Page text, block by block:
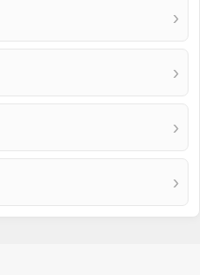
›
›
›
›